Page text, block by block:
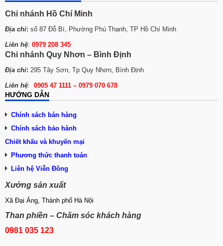
Chi nhánh Hồ Chí Minh
Địa chỉ: số 87 Đỗ Bí, Phường Phú Thạnh, TP Hồ Chí Minh
Liên hệ: 0979 208 345
Chi nhánh Quy Nhơn – Bình Định
Địa chỉ: 295 Tây Sơn, Tp Quy Nhơn, Bình Định
Liên hệ: 0905 47 1111 – 0979 070 678
HƯỚNG DẪN
Chính sách bán hàng
Chính sách bảo hành
Chiết khấu và khuyến mại
Phương thức thanh toán
Liên hệ Viễn Đông
Xưởng sản xuất
Xã Đại Áng, Thành phố Hà Nội
Than phiền – Chăm sóc khách hàng
0981 035 123